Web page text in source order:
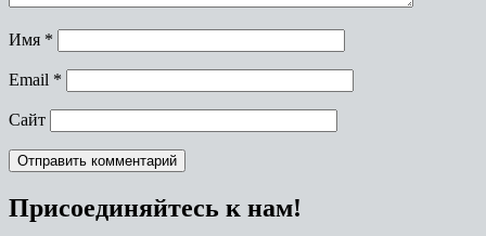
Имя *
Email *
Сайт
Присоединяйтесь к нам!